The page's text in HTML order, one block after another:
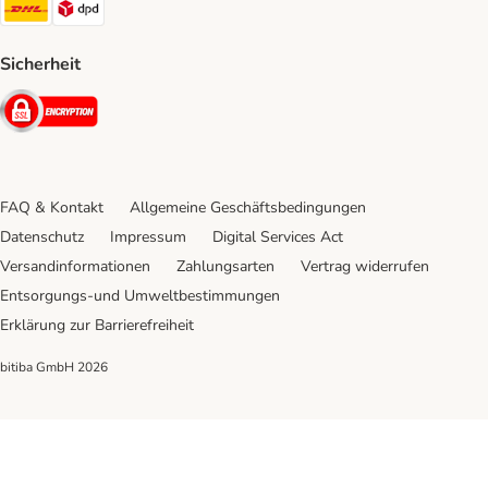
Sicherheit
Security
FAQ & Kontakt
Allgemeine Geschäftsbedingungen
Datenschutz
Impressum
Digital Services Act
Versandinformationen
Zahlungsarten
Vertrag widerrufen
Entsorgungs-und Umweltbestimmungen
Erklärung zur Barrierefreiheit
bitiba GmbH 2026